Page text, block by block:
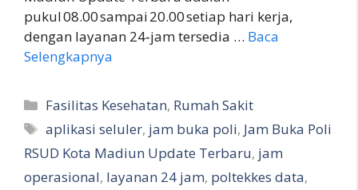
pukul 08.00 sampai 20.00 setiap hari kerja,
dengan layanan 24‑jam tersedia … Baca
Selengkapnya
Kategori
Fasilitas Kesehatan, Rumah Sakit
Tag
aplikasi seluler, jam buka poli, Jam Buka Poli
RSUD Kota Madiun Update Terbaru, jam
operasional, layanan 24 jam, poltekkes data,